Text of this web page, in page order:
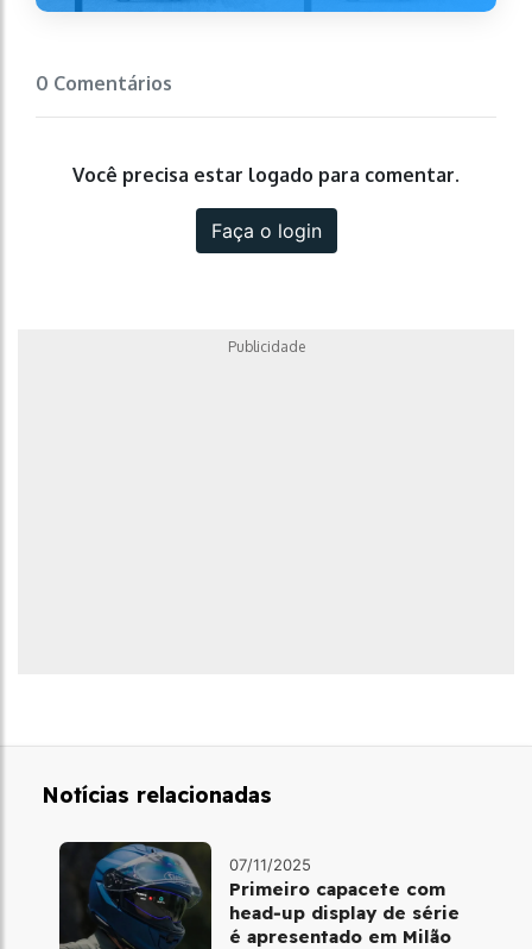
0 Comentários
Você precisa estar logado para comentar.
Faça o login
Publicidade
Notícias relacionadas
07/11/2025
Primeiro capacete com
head‑up display de série
é apresentado em Milão